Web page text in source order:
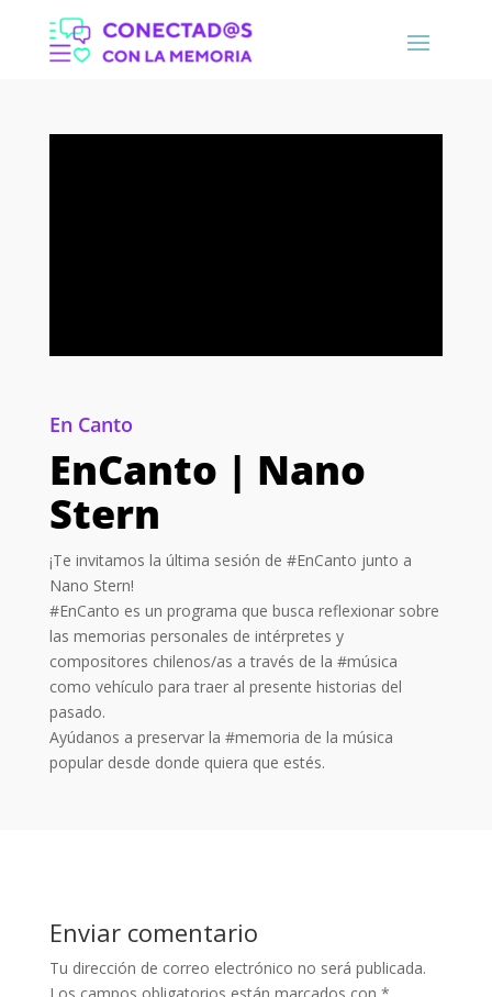
En Canto
EnCanto | Nano
Stern
¡Te invitamos la última sesión de #EnCanto junto a
Nano Stern!
#EnCanto es un programa que busca reflexionar sobre
las memorias personales de intérpretes y
compositores chilenos/as a través de la #música
como vehículo para traer al presente historias del
pasado.
Ayúdanos a preservar la #memoria de la música
popular desde donde quiera que estés.
Enviar comentario
Tu dirección de correo electrónico no será publicada.